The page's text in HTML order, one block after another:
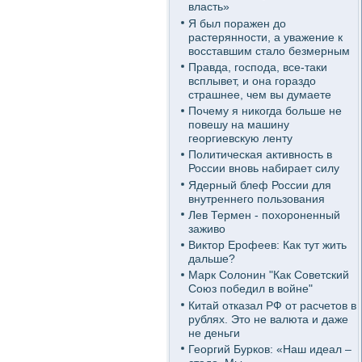
власть»
Я был поражен до
растерянности, а уважение к
восставшим стало безмерным
Правда, господа, все-таки
всплывет, и она гораздо
страшнее, чем вы думаете
Почему я никогда больше не
повешу на машину
георгиевскую ленту
Политическая активность в
России вновь набирает силу
Ядерный блеф России для
внутреннего пользования
Лев Термен - похороненный
заживо
Виктор Ерофеев: Как тут жить
дальше?
Марк Солонин "Как Советский
Союз победил в войне"
Китай отказал РФ от расчетов в
рублях. Это не валюта и даже
не деньги
Георгий Бурков: «Наш идеал –